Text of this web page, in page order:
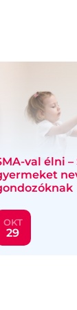
val élni
OKT
29